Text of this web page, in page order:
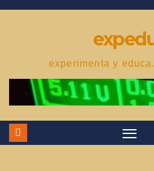
Saltar
experimenta y